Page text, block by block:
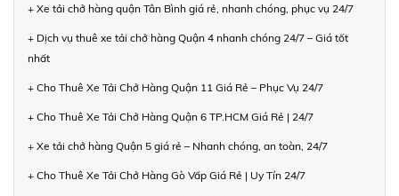
+ Xe tải chở hàng quận Tân Bình giá rẻ, nhanh chóng, phục vụ 24/7
+ Dịch vụ thuê xe tải chở hàng Quận 4 nhanh chóng 24/7 – Giá tốt
nhất
+ Cho Thuê Xe Tải Chở Hàng Quận 11 Giá Rẻ – Phục Vụ 24/7
+ Cho Thuê Xe Tải Chở Hàng Quận 6 TP.HCM Giá Rẻ | 24/7
+ Xe tải chở hàng Quận 5 giá rẻ – Nhanh chóng, an toàn, 24/7
+ Cho Thuê Xe Tải Chở Hàng Gò Vấp Giá Rẻ | Uy Tín 24/7